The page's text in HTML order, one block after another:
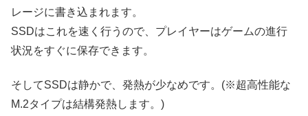
レージに書き込まれます。
SSDはこれを速く行うので、プレイヤーはゲームの進行
状況をすぐに保存できます。
そしてSSDは静かで、発熱が少なめです。(※超高性能な
M.2タイプは結構発熱します。)